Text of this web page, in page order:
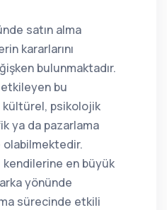
satın alma
kararlarını
bulunmaktadır.
bu
psikolojik
ya da pazarlama
en büyük
yönünde
sürecinde etkili